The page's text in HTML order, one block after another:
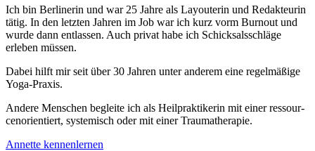
Ich bin Berlinerin und war 25 Jahre als Layouterin und Redak­teurin
tätig. In den letzten Jahren im Job war ich kurz vorm Burnout und
wurde dann ent­lassen. Auch privat habe ich Schick­sals­schläge
erleben müssen.
Dabei hilft mir seit über 30 Jahren unter anderem eine regelmäßige
Yoga-Praxis.
Andere Menschen begleite ich als Heil­prakti­kerin mit einer ressour­
cenorien­tiert, systemisch oder mit einer Trauma­therapie.
Annette kennenlernen